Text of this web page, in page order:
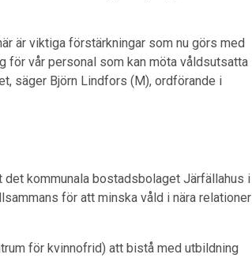
är viktiga förstärkningar som nu görs med
för vår personal som kan möta våldsutsatta
säger Björn Lindfors (M), ordförande i
kommunala bostadsbolaget Järfällahus i
för att minska våld i nära relationer
för kvinnofrid) att bistå med utbildning